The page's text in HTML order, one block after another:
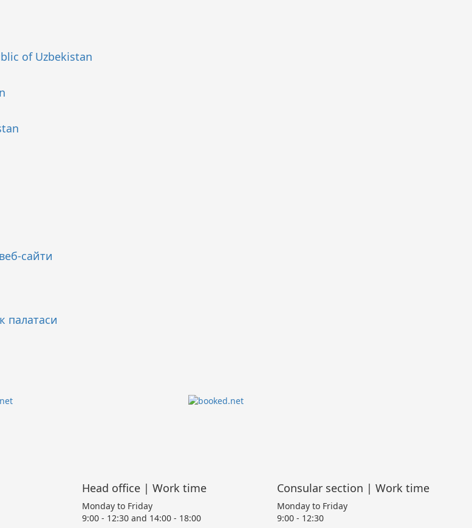
of Uzbekistan
сайти
палатаси
Head office | Work time
Monday to Friday
9:00 - 12:30 and 14:00 - 18:00
Consular section | Work time
Monday to Friday
9:00 - 12:30